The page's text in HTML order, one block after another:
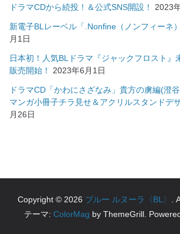
ドラマCDから続投！＆公式SNS開設！
2023
新電子BLレーベル「.Nonfine（ノンフィーネ
月1日
日本初！人気BLドラマ『ジャックフロスト』
販売開始！
2023年6月1日
ドラマCD「かわにさざなみ」貴方の虜編(
マンガ小冊子チラ見せ＆アクリルスタンドデ
月26日
Copyright © 2026 ブルー ルヌーラ〈BL〉
.
テーマ: ColorMag by ThemeGrill.